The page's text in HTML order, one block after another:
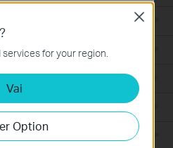
for your region.
Vai
Option
Close
per il corretto
possono essere disattivati
di analizzare le tue
di migliorarne le